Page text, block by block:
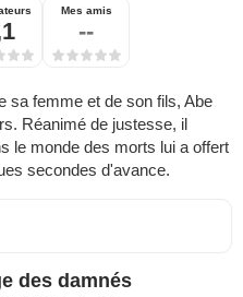
Mes amis
--
sa femme et de son fils, Abe
Réanimé de justesse, il
le monde des morts lui a offert
secondes d'avance.
des damnés